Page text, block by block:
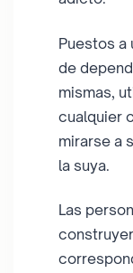
Puestos a
de
mismas,
cualquier
mirarse a
la suya.
Las